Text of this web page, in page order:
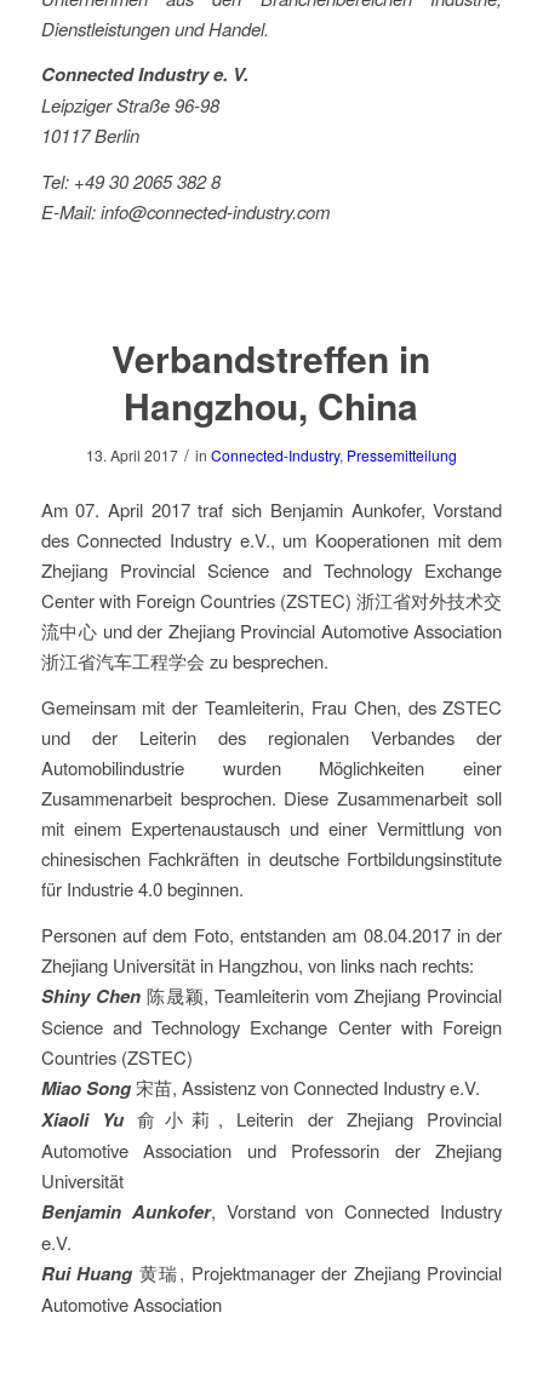
Dienstleistungen und Handel.
Connected Industry e. V.
Leipziger Straße 96-98
10117 Berlin
Tel: +49 30 2065 382 8
E-Mail:info@connected-industry.com
Verbandstreffen in
Hangzhou, China
13. April 2017 / in Connected-Industry, Pressemitteilung
Am 07. April 2017 traf sich Benjamin Aunkofer, Vorstand
des Connected Industry e.V., um Kooperationen mit dem
Zhejiang Provincial Science and Technology Exchange
Center with Foreign Countries (ZSTEC) 浙江省对外技术交
流中心 und der Zhejiang Provincial Automotive Association
浙江省汽车工程学会 zu besprechen.
Gemeinsam mit der Teamleiterin, Frau Chen, des ZSTEC
und der Leiterin des regionalen Verbandes der
Automobilindustrie wurden Möglichkeiten einer
Zusammenarbeit besprochen. Diese Zusammenarbeit soll
mit einem Expertenaustausch und einer Vermittlung von
chinesischen Fachkräften in deutsche Fortbildungsinstitute
für Industrie 4.0 beginnen.
Personen auf dem Foto, entstanden am 08.04.2017 in der
Zhejiang Universität in Hangzhou, von links nach rechts:
Shiny Chen陈晟颖, Teamleiterin vom Zhejiang Provincial
Science and Technology Exchange Center with Foreign
Countries (ZSTEC)
Miao Song宋苗, Assistenz von Connected Industry e.V.
Xiaoli Yu俞小莉, Leiterin der Zhejiang Provincial
Automotive Association und Professorin der Zhejiang
Universität
Benjamin Aunkofer, Vorstand von Connected Industry
e.V.
Rui Huang 黄瑞, Projektmanager der Zhejiang Provincial
Automotive Association